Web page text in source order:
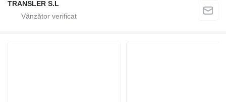
TRANSLER S.L